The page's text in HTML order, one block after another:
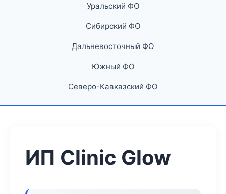
Уральский ФО
Сибирский ФО
Дальневосточный ФО
Южный ФО
Северо-Кавказский ФО
ИП Clinic Glow